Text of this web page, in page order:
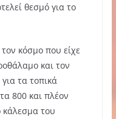
θεσμό για το
κόσμο που είχε
και τον
τα τοπικά
800 και πλέον
του